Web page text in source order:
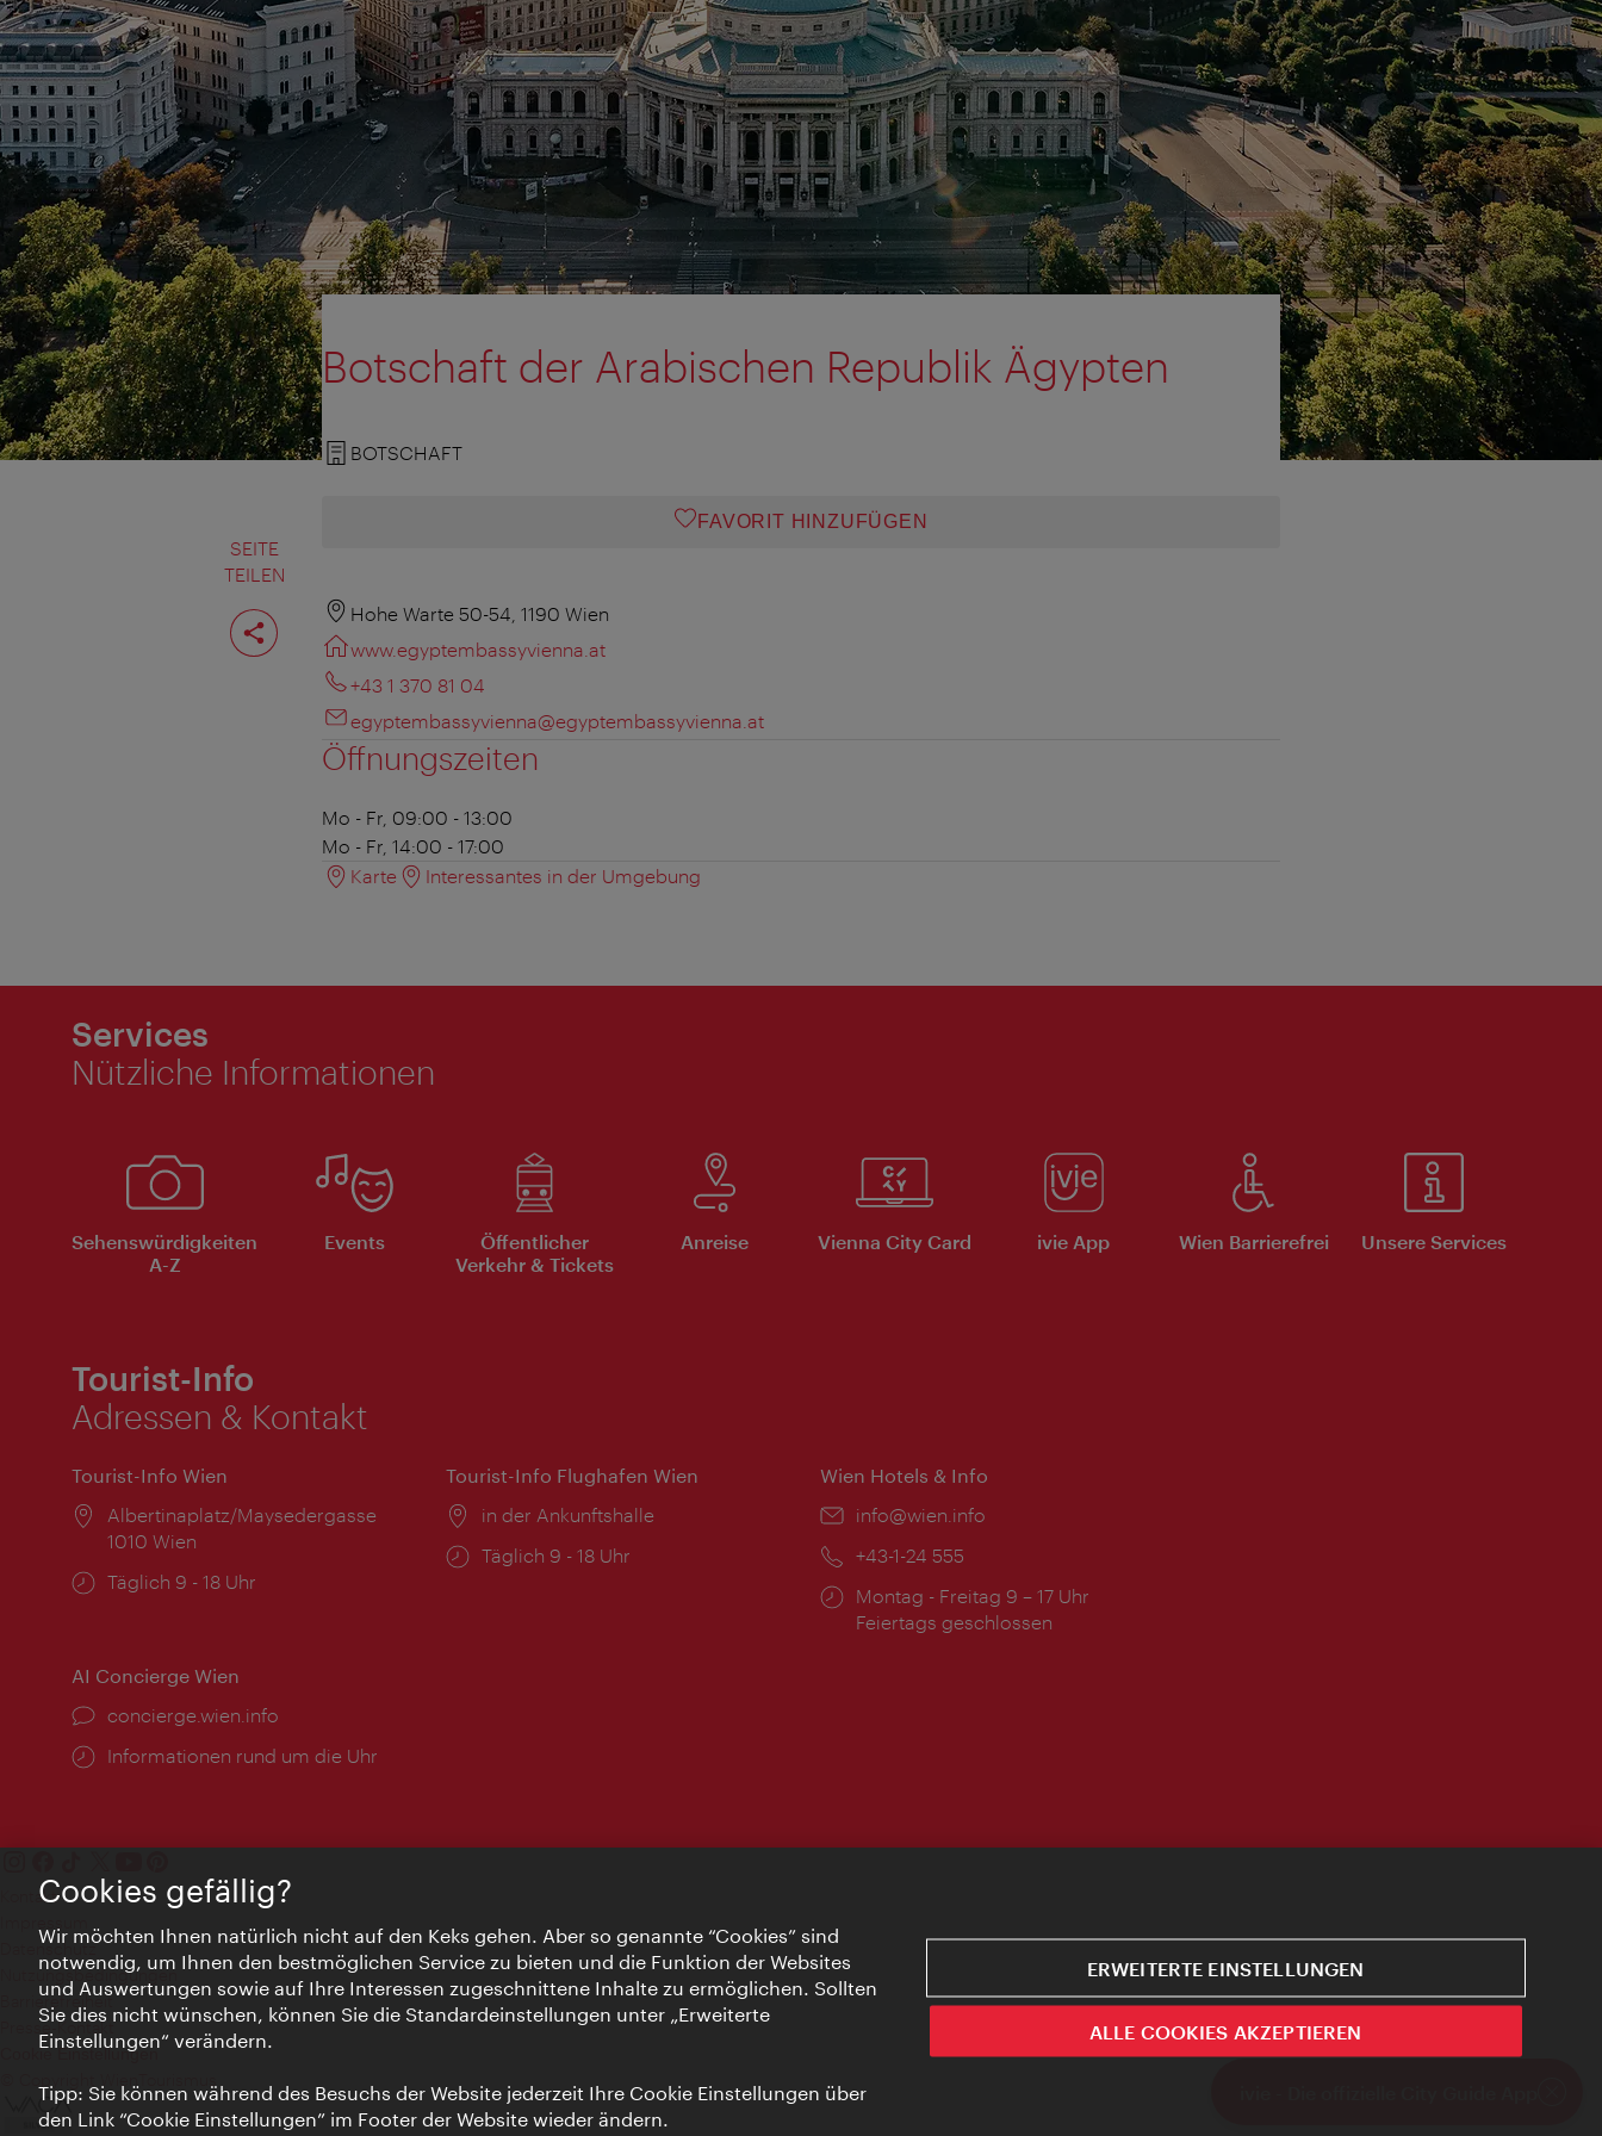
SEITE
TEILEN
Seite
teilen
Botschaft der Arabischen Republik Ägypten
BOTSCHAFT
FAVORIT HINZUFÜGEN
Hohe Warte 50-54, 1190 Wien
www.egyptembassyvienna.at
+43 1 370 81 04
egyptembassyvienna@egyptembassyvienna.at
Öffnungszeiten
Mo - Fr, 09:00 - 13:00
Mo - Fr, 14:00 - 17:00
Karte
Interessantes in der Umgebung
Services
Nützliche Informationen
Sehenswürdigkeiten
A-Z
Events
Öffentlicher
Verkehr & Tickets
Anreise Vienna City Card ivie App Wien Barrierefrei Unsere Services
Tourist-Info
Adressen & Kontakt
Tourist-Info Wien
Ort:
Albertinaplatz/Maysedergasse
1010 Wien
Öffnungszeiten:
Täglich 9 - 18 Uhr
Tourist-Info Flughafen Wien
Ort:
in der Ankunftshalle
Öffnungszeiten:
Täglich 9 - 18 Uhr
Wien Hotels & Info
Email:
info@wien.info
Telefon:
+43-1-24 555
Öffnungszeiten:
Montag - Freitag 9 – 17 Uhr
Feiertags geschlossen
AI Concierge Wien
Ort:
concierge.wien.info
Öffnungszeiten:
Informationen rund um die Uhr
Kontakt
Datenschutz
Nutzungsbedingungen
Barrierefreiheit
Presse-Kontakt
Cookie Einstellungen
Cookies gefällig?
Wir möchten Ihnen natürlich nicht auf den Keks gehen. Aber so genannte “Cookies” sind
notwendig, um Ihnen den bestmöglichen Service zu bieten und die Funktion der Websites
und Auswertungen sowie auf Ihre Interessen zugeschnittene Inhalte zu ermöglichen. Sollten
Sie dies nicht wünschen, können Sie die Standardeinstellungen unter „Erweiterte
Einstellungen“ verändern.
Tipp: Sie können während des Besuchs der Website jederzeit Ihre Cookie Einstellungen über
den Link “Cookie Einstellungen” im Footer der Website wieder ändern.
ERWEITERTE EINSTELLUNGEN
ALLE COOKIES AKZEPTIEREN